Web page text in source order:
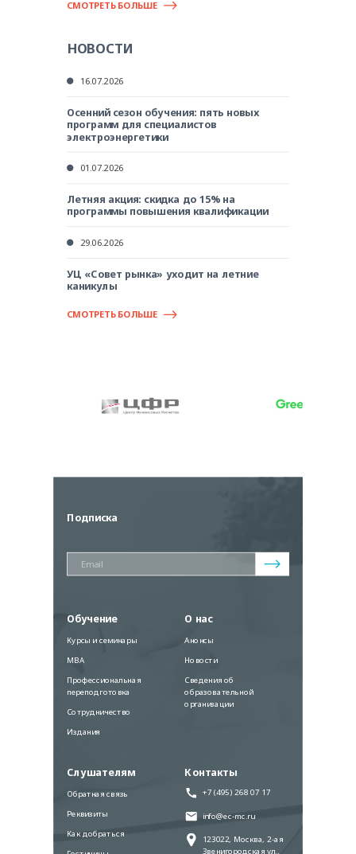
СМОТРЕТЬ БОЛЬШЕ
НОВОСТИ
16.07.2026
Осенний сезон обучения: пять новых
программ для специалистов
электроэнергетики
01.07.2026
Летняя акция: скидка до 15% на
программы повышения квалификации
29.06.2026
УЦ «Совет рынка» уходит на летние
каникулы
СМОТРЕТЬ БОЛЬШЕ
of
Подписка
Обучение
Курсы и семинары
MBA
Профессиональная
переподготовка
Сотрудничество
Издания
О нас
Анонсы
Новости
Сведения об
образовательной
организации
Слушателям
Обратная связь
Реквизиты
Как добраться
Контакты
+7 (495) 268 07 17
info@ec-mc.ru
123022, Москва, 2-ая
Звенигородская ул.,